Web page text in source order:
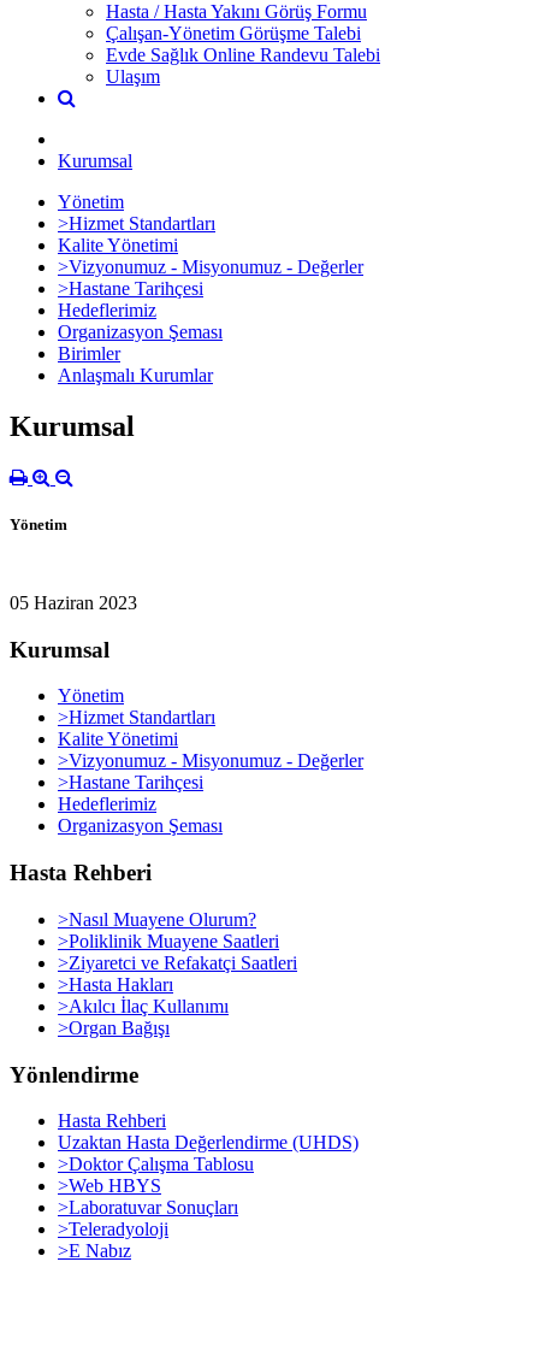
Hasta / Hasta Yakını Görüş Formu
Çalışan-Yönetim Görüşme Talebi
Evde Sağlık Online Randevu Talebi
Ulaşım
Kurumsal
Yönetim
>Hizmet Standartları
Kalite Yönetimi
>Vizyonumuz - Misyonumuz - Değerler
>Hastane Tarihçesi
Hedeflerimiz
Organizasyon Şeması
Birimler
Anlaşmalı Kurumlar
Kurumsal
Yönetim
05 Haziran 2023
Kurumsal
Yönetim
>Hizmet Standartları
Kalite Yönetimi
>Vizyonumuz - Misyonumuz - Değerler
>Hastane Tarihçesi
Hedeflerimiz
Organizasyon Şeması
Hasta Rehberi
>Nasıl Muayene Olurum?
>Poliklinik Muayene Saatleri
>Ziyaretci ve Refakatçi Saatleri
>Hasta Hakları
>Akılcı İlaç Kullanımı
>Organ Bağışı
Yönlendirme
Hasta Rehberi
Uzaktan Hasta Değerlendirme (UHDS)
>Doktor Çalışma Tablosu
>Web HBYS
>Laboratuvar Sonuçları
>Teleradyoloji
>E Nabız